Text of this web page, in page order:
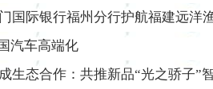
国际银行福州分行护航福建远洋
汽车高端化
生态合作：共推新品“光之骄子”